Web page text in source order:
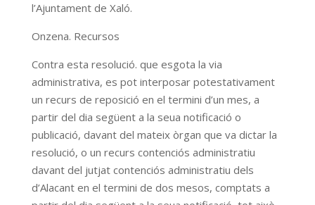
l’Ajuntament de Xaló.
Onzena. Recursos
Contra esta resolució. que esgota la via
administrativa, es pot interposar potestativament
un recurs de reposició en el termini d’un mes, a
partir del dia següent a la seua notificació o
publicació, davant del mateix òrgan que va dictar la
resolució, o un recurs contenciós administratiu
davant del jutjat contenciós administratiu dels
d’Alacant en el termini de dos mesos, comptats a